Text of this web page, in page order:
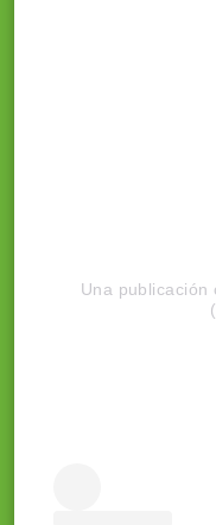
Una publicación